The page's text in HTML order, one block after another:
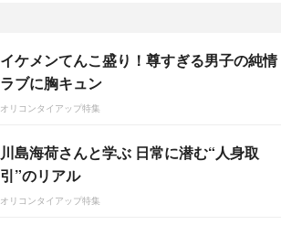
イケメンてんこ盛り！尊すぎる男子の純情
ラブに胸キュン
オリコンタイアップ特集
川島海荷さんと学ぶ 日常に潜む“人身取
引”のリアル
オリコンタイアップ特集